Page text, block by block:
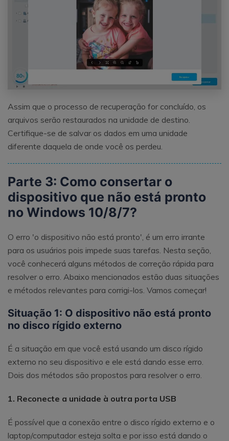
Assim que o processo de recuperação for concluído, os
arquivos serão restaurados na unidade de destino.
Certifique-se de salvar os dados em uma unidade
diferente daquela de onde você os perdeu.
Parte 3: Como consertar o
dispositivo que não está pronto
no Windows 10/8/7?
O erro 'o dispositivo não está pronto', é um erro irrante
para os usuários pois impede suas tarefas. Nesta seção,
você conhecerá alguns métodos de correção rápida para
resolver o erro. Abaixo mencionados estão duas situações
e métodos relevantes para corrigi-los. Vamos começar!
Situação 1: O dispositivo não está pronto
no disco rígido externo
É a situação em que você está usando um disco rígido
externo no seu dispositivo e ele está dando esse erro.
Dois dos métodos são propostos para resolver o erro.
1. Reconecte a unidade à outra porta USB
É possível que a conexão entre o disco rígido externo e o
laptop/computador esteja solta e por isso está dando o